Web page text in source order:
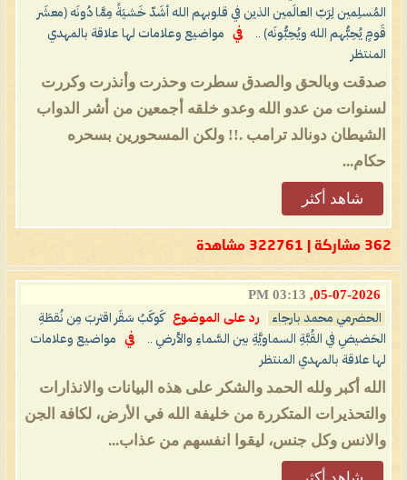
المُسلِمين لِرَبّ العالَمين الذين في قلوبهم الله أشَدّ خَشيَةً مِمَّا دُونَه (معشَر
قَومٍ يُحِبُّهم الله ويُحِبُّونَه) ..
في
مواضيع وعلامات لها علاقة بالمهدي
المنتظر
صدقت وبالحق والصدق سطرت وحذرت وأنذرت وكررت
لسنوات من عدو الله وعدو خلقه أجمعين من أشر الدواب
الشيطان دونالد ترامب .!! ولكن المسحورين بسحره
حكام...
شاهد أكثر
362 مشاركة | 322761 مشاهدة
05-07-2026,
03:13 PM
الحضرمي محمد بارجاء رد على الموضوع
كَوكَبُ سَقَر اقتربَ مِن نُقطَةِ
الحَضيضِ في القُبَّةِ السماويَّةِ بين السَّماءِ والأرضِ ..
في
مواضيع وعلامات
لها علاقة بالمهدي المنتظر
الله أكبر ولله الحمد والشكر على هذه البيانات والانذارات
والتحذيرات المتكررة من خليفة الله في الأرض، لكافة الجن
والانس وكل جنس، ليقوا انفسهم من عذاب...